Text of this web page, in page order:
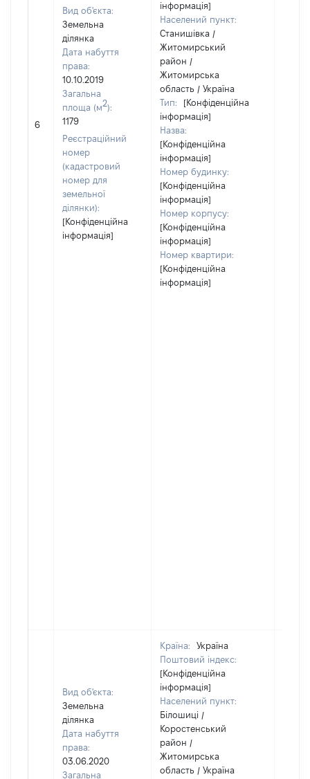
6
Вид об'єкта:
Земельна
ділянка
Дата набуття
права:
10.10.2019
Загальна
площа (м2):
1179
Реєстраційний
номер
(кадастровий
номер для
земельної
ділянки):
[Конфіденційна
інформація]
інформація]
Населений пункт:
Станишівка /
Житомирський
район /
Житомирська
область / Україна
Тип:
[Конфіденційна
інформація]
Назва:
[Конфіденційна
інформація]
Номер будинку:
[Конфіденційна
інформація]
Номер корпусу:
[Конфіденційна
інформація]
Номер квартири:
[Конфіденційна
інформація]
Вид об'єкта:
Земельна
ділянка
Дата набуття
права:
03.06.2020
Загальна
Країна:
Україна
Поштовий індекс:
[Конфіденційна
інформація]
Населений пункт:
Білошиці /
Коростенський
район /
Житомирська
область / Україна